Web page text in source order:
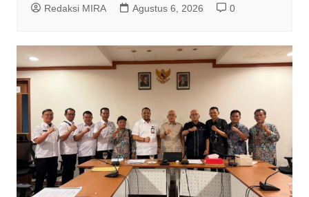
Redaksi MIRA Agustus 6, 2026 0